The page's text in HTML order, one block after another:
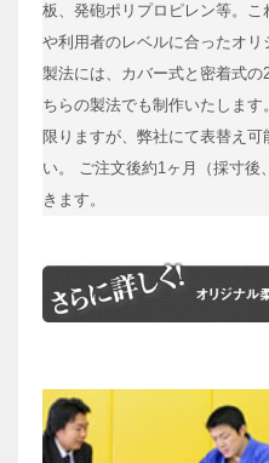
板、発砲ポリプロピレン等。
や利用者のレベルに合ったオリ
製法には、カバー式と密着式
ちらの製法でも制作いたしま
限りますが、弊社にて表替え
い。 ご注文後約1ヶ月（採寸後
きます。